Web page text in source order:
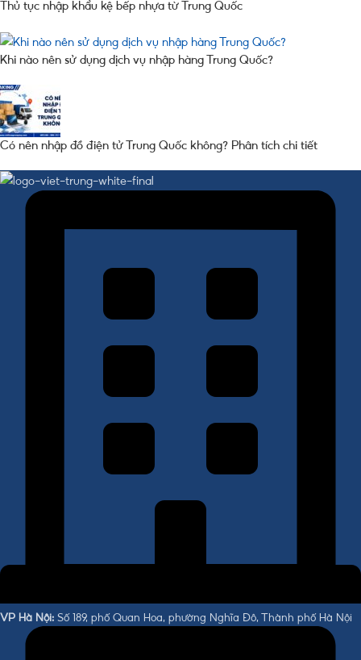
Thủ tục nhập khẩu kệ bếp nhựa từ Trung Quốc
Khi nào nên sử dụng dịch vụ nhập hàng Trung Quốc?
Có nên nhập đồ điện tử Trung Quốc không? Phân tích chi tiết
VP Hà Nội: Số 189, phố Quan Hoa, phường Nghĩa Đô, Thành phố Hà Nội